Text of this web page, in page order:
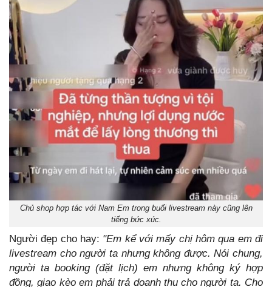
Chủ shop hợp tác với Nam Em trong buổi livestream này cũng lên
tiếng bức xúc.
Người đẹp cho hay: "Em kể với mấy chị hôm qua em đi
livestream cho người ta nhưng không được.Nói chung,
người ta booking (đặt lịch) em nhưng không ký hợp
đồng, giao kèo em phải trả doanh thu cho người ta. Cho